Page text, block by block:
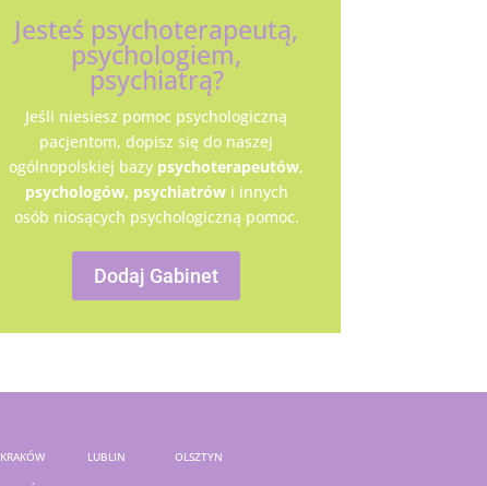
Jesteś psychoterapeutą,
psychologiem,
psychiatrą?
Jeśli niesiesz pomoc psychologiczną
pacjentom, dopisz się do naszej
ogólnopolskiej bazy psychoterapeutów,
psychologów, psychiatrówi innych
osób niosących psychologiczną pomoc.
Dodaj Gabinet
KRAKÓW LUBLIN OLSZTYN